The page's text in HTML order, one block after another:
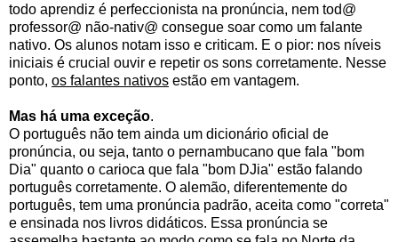
todo aprendiz é perfeccionista na pronúncia, nem tod@
professor@ não-nativ@ consegue soar como um falante
nativo. Os alunos notam isso e criticam. E o pior: nos níveis
iniciais é crucial ouvir e repetir os sons corretamente. Nesse
ponto, os falantes nativos estão em vantagem.
Mas há uma exceção.
O português não tem ainda um dicionário oficial de
pronúncia, ou seja, tanto o pernambucano que fala "bom
Dia" quanto o carioca que fala "bom DJia" estão falando
português corretamente. O alemão, diferentemente do
português, tem uma pronúncia padrão, aceita como "correta"
e ensinada nos livros didáticos. Essa pronúncia se